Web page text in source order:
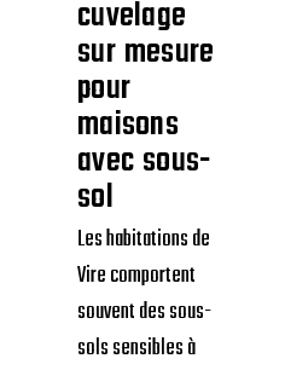
cuvelage
sur mesure
pour
maisons
avec sous-
sol
Les habitations de
Vire comportent
souvent des sous-
sols sensibles à